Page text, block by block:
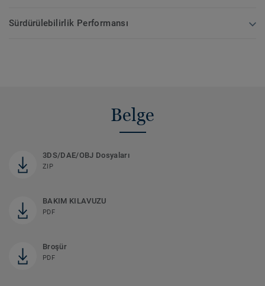
Sürdürülebilirlik Performansı
Belge
3DS/DAE/OBJ Dosyaları
ZIP
BAKIM KILAVUZU
PDF
Broşür
PDF